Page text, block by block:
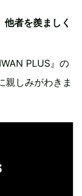
者を羨ましく
PLUS』の
親しみがわきま